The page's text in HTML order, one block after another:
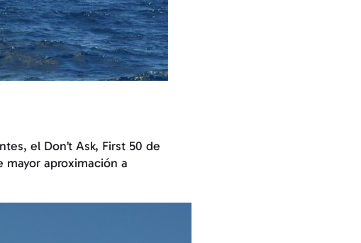
el Don’t Ask, First 50 de
aproximación a